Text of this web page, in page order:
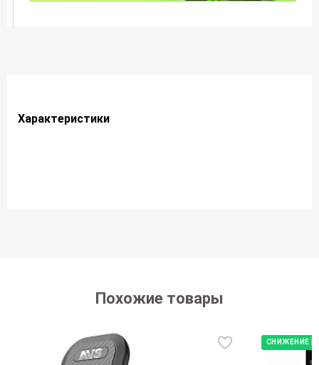
Характеристики
Похожие товары
СНИЖЕНИЕ